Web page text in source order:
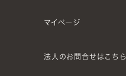
マイページ
法人のお問合せはこちら